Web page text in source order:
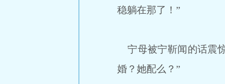
稳躺在那了！”
宁母被宁靳闻的话震
婚？她配么？”